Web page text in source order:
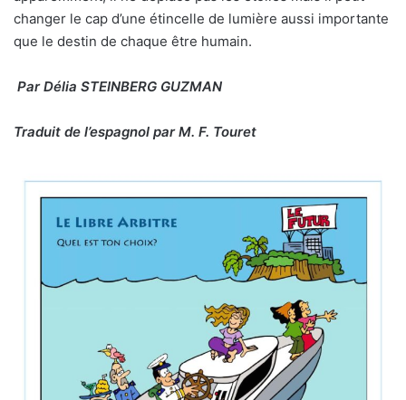
changer le cap d’une étincelle de lumière aussi importante
que le destin de chaque être humain.
Par Délia STEINBERG GUZMAN
Traduit de l’espagnol par M. F. Touret